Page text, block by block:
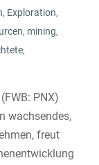
, Exploration,
, mining,
,
PNX)
wachsendes,
freut